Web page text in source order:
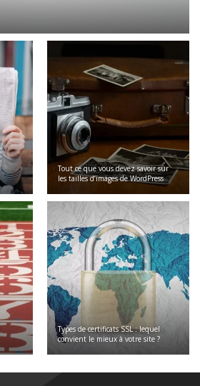
Tout ce que vous devez savoir sur
les tailles d’images de WordPress
Types de certificats SSL : lequel
convient le mieux à votre site ?